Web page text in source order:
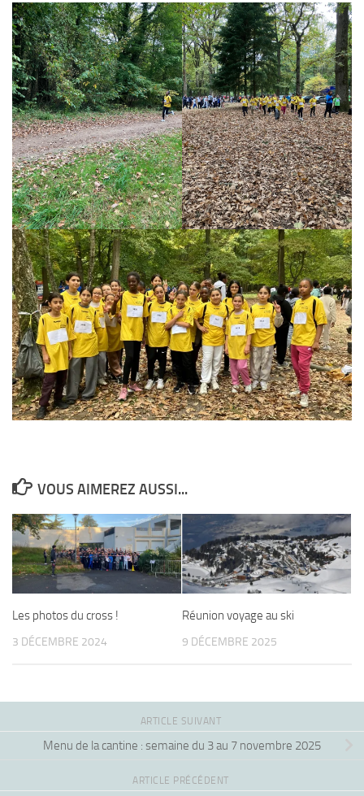
VOUS AIMEREZ AUSSI...
Les photos du cross !
3 DÉCEMBRE 2024
Réunion voyage au ski
9 DÉCEMBRE 2025
ARTICLE SUIVANT
Menu de la cantine : semaine du 3 au 7 novembre 2025
ARTICLE PRÉCÉDENT